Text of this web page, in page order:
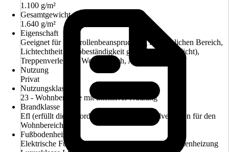
1.100 g/m²
Gesamtgewicht
1.640 g/m²
Eigenschaft
Geeignet für Stuhlrollenbeanspruchung im häuslichen Bereich,
Lichtechtheit (Farbbeständigkeit gegenüber Tageslicht),
Treppenverlegung Wohnbereich, Antistatisch
Nutzung
Privat
Nutzungsklasse
23 - Wohnbereiche mit intensiver Nutzung
Brandklasse
Efl (erfüllt die Anforderungen an das Brandverhalten für den
Wohnbereich)
Fußbodenheizung
Elektrische Fußbodenheizung, Warmwasserfußbodenheizung